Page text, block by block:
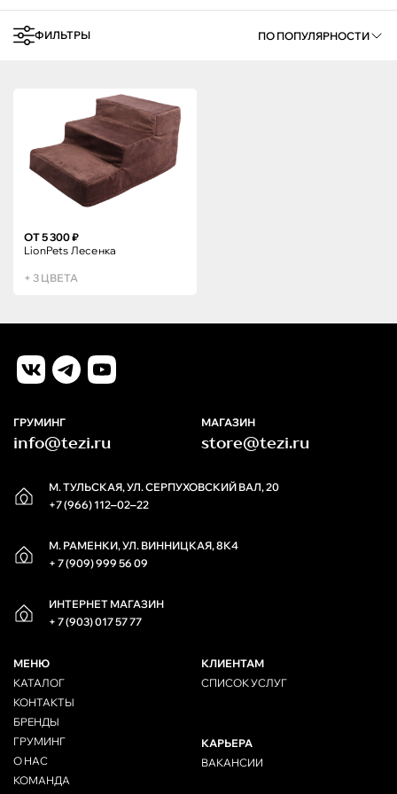
ФИЛЬТРЫ ПО ПОПУЛЯРНОСТИ
ОТ 5 300 ₽
LionPets Лесенка
+ 3 ЦВЕТА
М. ТУЛЬСКАЯ, УЛ. СЕРПУХОВСКИЙ ВАЛ, 20
+7 (966) 112‒02‒22
М. РАМЕНКИ, УЛ. ВИННИЦКАЯ, 8К4
+ 7 (909) 999 56 09
ИНТЕРНЕТ МАГАЗИН
+ 7 (903) 017 57 77
ГРУМИНГ
info@tezi.ru
МАГАЗИН
store@tezi.ru
МЕНЮ
КАТАЛОГ
КОНТАКТЫ
БРЕНДЫ
ГРУМИНГ
О НАС
КОМАНДА
КЛИЕНТАМ
СПИСОК УСЛУГ
КАРЬЕРА
ВАКАНСИИ